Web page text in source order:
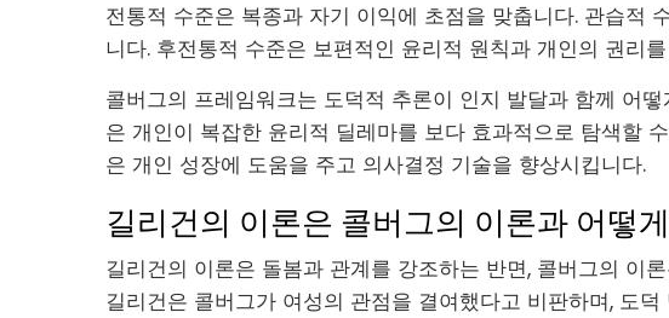
전통적 수준은 복종과 자기 이익에 초점을 맞춥니다. 관습적
니다. 후전통적 수준은 보편적인 윤리적 원칙과 개인의 권리
콜버그의 프레임워크는 도덕적 추론이 인지 발달과 함께 어
은 개인이 복잡한 윤리적 딜레마를 보다 효과적으로 탐색할
은 개인 성장에 도움을 주고 의사결정 기술을 향상시킵니다.
길리건의 이론은 콜버그의 이론과 어떻
길리건의 이론은 돌봄과 관계를 강조하는 반면, 콜버그의 이
길리건은 콜버그가 여성의 관점을 결여했다고 비판하며, 도